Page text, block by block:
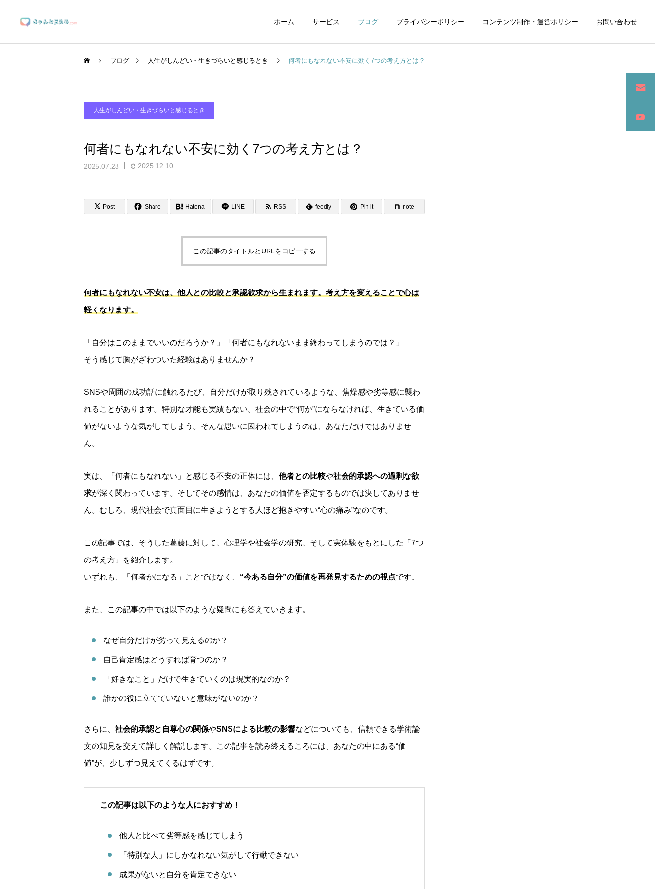
ホーム サービス ブログ プライバシーポリシー コンテンツ制作・運営ポリシー お問い合わせ
ブランディングサポート
マーケティングサポート
ブログ 人生がしんどい・生きづらいと感じるとき 何者にもなれない不安に効く7つの考え方とは？
人生がしんどい・生きづらいと感じるとき
何者にもなれない不安に効く7つの考え方とは？
2025.07.28 2025.12.10
Post Share Hatena LINE RSS feedly Pin it note
この記事のタイトルとURLをコピーする
何者にもなれない不安は、他人との比較と承認欲求から生まれます。考え方を変えることで心は
軽くなります。
「自分はこのままでいいのだろうか？」「何者にもなれないまま終わってしまうのでは？」
そう感じて胸がざわついた経験はありませんか？
SNSや周囲の成功話に触れるたび、自分だけが取り残されているような、焦燥感や劣等感に襲わ
れることがあります。特別な才能も実績もない。社会の中で“何か”にならなければ、生きている価
値がないような気がしてしまう。そんな思いに囚われてしまうのは、あなただけではありませ
ん。
実は、「何者にもなれない」と感じる不安の正体には、 他者との比較や社会的承認への過剰な欲
求が深く関わっています。そしてその感情は、あなたの価値を否定するものでは決してありませ
ん。むしろ、現代社会で真面目に生きようとする人ほど抱きやすい“心の痛み”なのです。
この記事では、そうした葛藤に対して、心理学や社会学の研究、そして実体験をもとにした「7つ
の考え方」を紹介します。
いずれも、「何者かになる」ことではなく、 “今ある自分”の価値を再発見するための視点です。
また、この記事の中では以下のような疑問にも答えていきます。
なぜ自分だけが劣って見えるのか？
自己肯定感はどうすれば育つのか？
「好きなこと」だけで生きていくのは現実的なのか？
誰かの役に立てていないと意味がないのか？
さらに、 社会的承認と自尊心の関係やSNSによる比較の影響などについても、信頼できる学術論
文の知見を交えて詳しく解説します。この記事を読み終えるころには、あなたの中にある“価
値”が、少しずつ見えてくるはずです。
この記事は以下のような人におすすめ！
他人と比べて劣等感を感じてしまう
「特別な人」にしかなれない気がして行動できない
成果がないと自分を肯定できない